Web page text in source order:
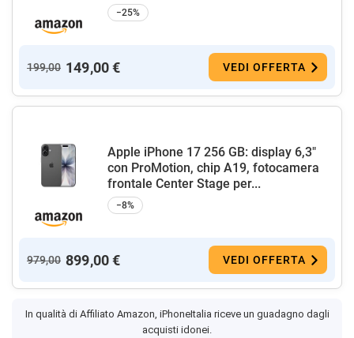
−25%
199,00 149,00 € VEDI OFFERTA
Apple iPhone 17 256 GB: display 6,3"
con ProMotion, chip A19, fotocamera
frontale Center Stage per...
−8%
979,00 899,00 € VEDI OFFERTA
In qualità di Affiliato Amazon, iPhoneItalia riceve un guadagno dagli
acquisti idonei.